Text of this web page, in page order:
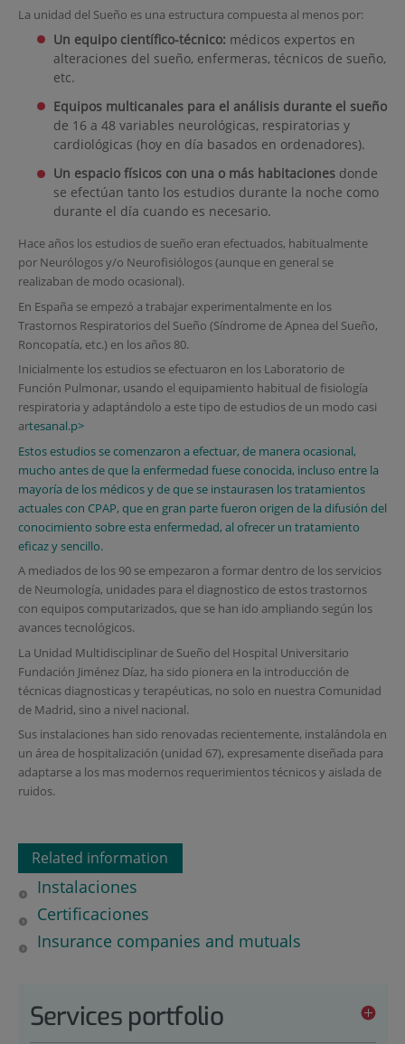
La unidad del Sueño es una estructura compuesta al menos por:
Un equipo científico-técnico: médicos expertos en
alteraciones del sueño, enfermeras, técnicos de sueño,
etc.
Equipos multicanales para el análisis durante el sueño
de 16 a 48 variables neurológicas, respiratorias y
cardiológicas (hoy en día basados en ordenadores).
Un espacio físicos con una o más habitacionesdonde
se efectúan tanto los estudios durante la noche como
durante el día cuando es necesario.
Hace años los estudios de sueño eran efectuados, habitualmente
por Neurólogos y/o Neurofisiólogos (aunque en general se
realizaban de modo ocasional).
En España se empezó a trabajar experimentalmente en los
Trastornos Respiratorios del Sueño (Síndrome de Apnea del Sueño,
Roncopatía, etc.) en los años 80.
Inicialmente los estudios se efectuaron en los Laboratorio de
Función Pulmonar, usando el equipamiento habitual de fisiología
respiratoria y adaptándolo a este tipo de estudios de un modo casi
artesanal.p>
Estos estudios se comenzaron a efectuar, de manera ocasional,
mucho antes de que la enfermedad fuese conocida, incluso entre la
mayoría de los médicos y de que se instaurasen los tratamientos
actuales con CPAP, que en gran parte fueron origen de la difusión del
conocimiento sobre esta enfermedad, al ofrecer un tratamiento
eficaz y sencillo.
A mediados de los 90 se empezaron a formar dentro de los servicios
de Neumología, unidades para el diagnostico de estos trastornos
con equipos computarizados, que se han ido ampliando según los
avances tecnológicos.
La Unidad Multidisciplinar de Sueño del Hospital Universitario
Fundación Jiménez Díaz, ha sido pionera en la introducción de
técnicas diagnosticas y terapéuticas, no solo en nuestra Comunidad
de Madrid, sino a nivel nacional.
Sus instalaciones han sido renovadas recientemente, instalándola en
un área de hospitalización (unidad 67), expresamente diseñada para
adaptarse a los mas modernos requerimientos técnicos y aislada de
ruidos.
Related information
Instalaciones
Certificaciones
Insurance companies and mutuals
Services portfolio